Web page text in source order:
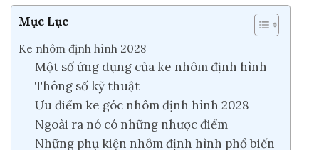
Mục Lục
Ke nhôm định hình 2028
Một số ứng dụng của ke nhôm định hình
Thông số kỹ thuật
Ưu điểm ke góc nhôm định hình 2028
Ngoài ra nó có những nhược điểm
Những phụ kiện nhôm định hình phổ biến